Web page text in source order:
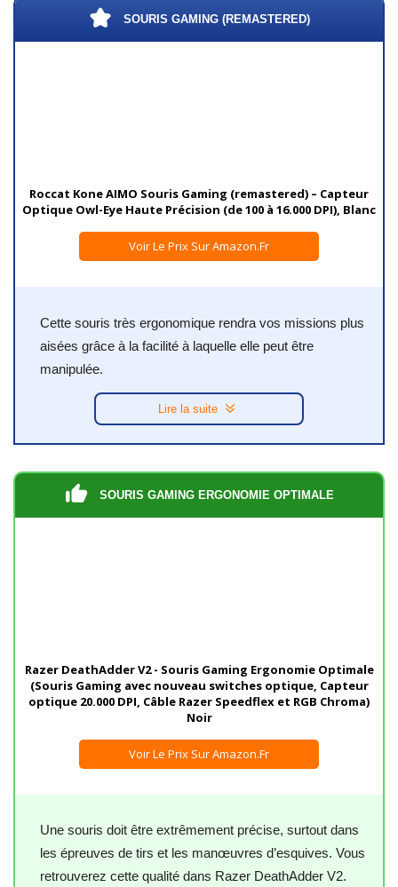
SOURIS GAMING (REMASTERED)
Roccat Kone AIMO Souris Gaming (remastered) – Capteur
Optique Owl-Eye Haute Précision (de 100 à 16.000 DPI), Blanc
Voir Le Prix Sur Amazon.fr
Cette souris très ergonomique rendra vos missions plus
aisées grâce à la facilité à laquelle elle peut être
manipulée.
Lire la suite
SOURIS GAMING ERGONOMIE OPTIMALE
Razer DeathAdder V2 - Souris Gaming Ergonomie Optimale
(Souris Gaming avec nouveau switches optique, Capteur
optique 20.000 DPI, Câble Razer Speedflex et RGB Chroma)
Noir
Voir Le Prix Sur Amazon.fr
Une souris doit être extrêmement précise, surtout dans
les épreuves de tirs et les manœuvres d’esquives. Vous
retrouverez cette qualité dans Razer DeathAdder V2.